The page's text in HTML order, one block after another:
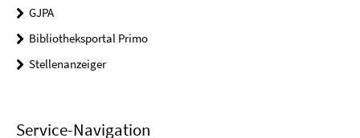
GJPA
Bibliotheksportal Primo
Stellenanzeiger
Service-Navigation